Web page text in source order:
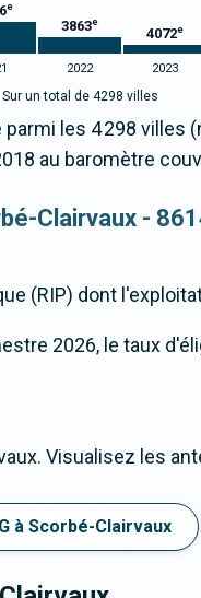
e
3863e
4072e
2022 2023
Sur un total de 4298 villes
parmi les 4 298 villes
au baromètre
Clairvaux -
(RIP) dont
2026, le taux
Visualisez les
à Scorbé-Clairvaux